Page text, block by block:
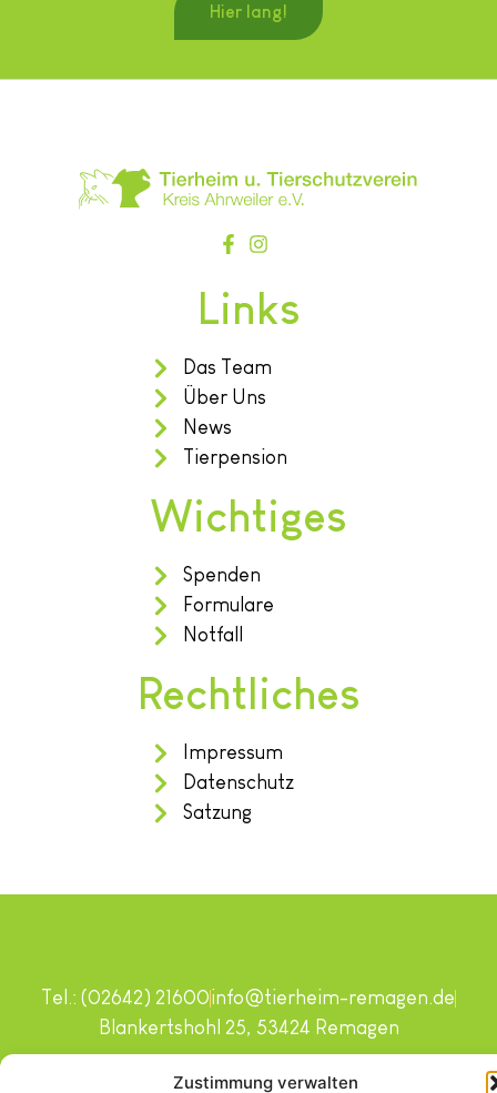
Zustimmung verwalten
Hier lang!
Links
Das Team
Über Uns
News
Tierpension
Wichtiges
Spenden
Formulare
Notfall
Rechtliches
Impressum
Datenschutz
Satzung
Copyright © 2024. Alle Rechte vorbehalten.
Tel.: (02642) 21600info@tierheim-remagen.de
Blankertshohl 25, 53424 Remagen